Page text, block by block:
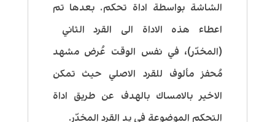
الشاشة بواسطة اداة تحكم. بعدها تم
اعطاء هذه الاداة الى القرد الثاني
(المخدّر)، في نفس الوقت عُرض مشهد
مُحفز مألوف للقرد الاصلي حيث تمكن
الاخير بالامساك بالهدف عن طريق اداة
التحكم الموضوعة في يد القرد المخدّر.